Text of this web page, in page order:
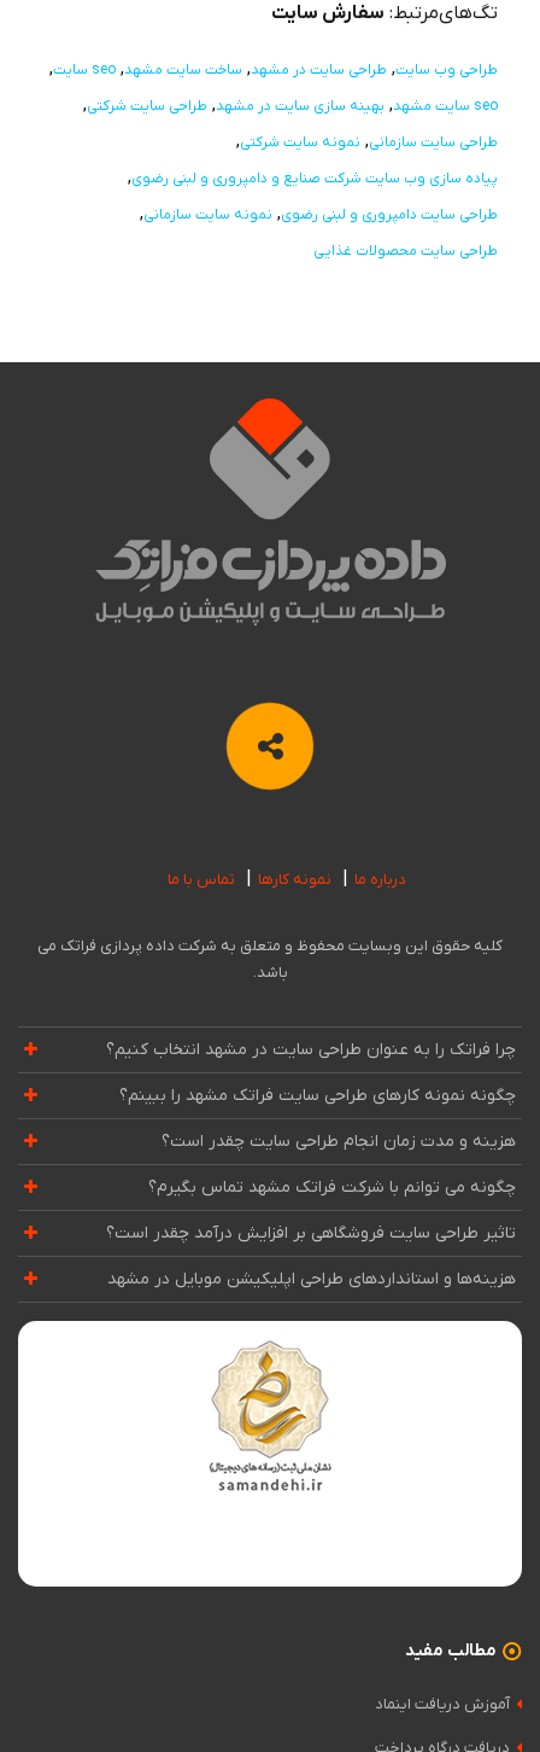
تگ‌های‌مرتبط: سفارش سایت
طراحی وب سایت طراحی سایت در مشهد ساخت سایت مشهد seo سایت
seo سایت مشهد
بهینه سازی سایت در مشهد طراحی سایت شرکتی
طراحی سایت سازمانی نمونه سایت شرکتی
پیاده سازی وب سایت شرکت صنایع و دامپروری و لبنی رضوی
طراحی سایت دامپروری و لبنی رضوی نمونه سایت سازمانی
طراحی سایت محصولات غذایی
درباره ما نمونه کارها تماس با ما
کلیه حقوق این وبسایت محفوظ و متعلق به شرکت داده پردازی فراتک می
باشد.
چرا فراتک را به عنوان طراحی سایت در مشهد انتخاب کنیم؟
چگونه نمونه کارهای طراحی سایت فراتک مشهد را ببینم؟
هزینه و مدت زمان انجام طراحی سایت چقدر است؟
چگونه می توانم با شرکت فراتک مشهد تماس بگیرم؟
تاثیر طراحی سایت فروشگاهی بر افزایش درآمد چقدر است؟
هزینه‌ها و استانداردهای طراحی اپلیکیشن موبایل در مشهد
مطالب مفید
آموزش دریافت اینماد
دریافت درگاه پرداخت